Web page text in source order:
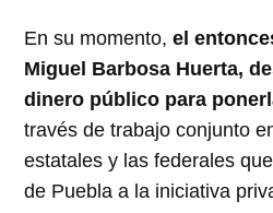
En su momento,el
Miguel Barbosa Huerta,
dinero público para
través de trabajo conjunto
estatales y las federales
de Puebla a la iniciativa